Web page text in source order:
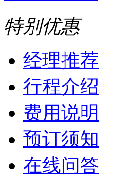
特别优惠
经理推荐
行程介绍
费用说明
预订须知
在线问答